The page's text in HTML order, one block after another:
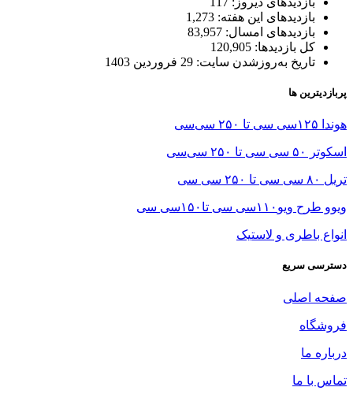
بازدیدهای این هفته: 1,273
بازدیدهای امسال: 83,957
کل بازدیدها: 120,905
تاریخ به‌روزشدن سایت: 29 فروردین 1403
پربازدیترین ها
هوندا ۱۲۵سی سی تا ۲۵۰ سی‌سی
اسکوتر ۵۰ سی سی تا ۲۵۰ سی‌سی
تریل ۸۰ سی سی تا ۲۵۰ سی سی
ویوو طرح ویو۱۱۰سی سی تا۱۵۰سی سی
انواع باطری و لاستیک
دسترسی سریع
صفحه اصلی
فروشگاه
درباره ما
تماس با ما